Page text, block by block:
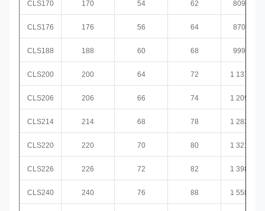
CLS170 170 54 62 809,4
CLS176 176 56 64 870,5
CLS188 188 60 68 999,3
CLS200 200 64 72 1 137,0
CLS206 206 66 74 1 209,1
CLS214 214 68 78 1 283,5
CLS220 220 70 80 1 321,9
CLS226 226 72 82 1 398,5
CLS240 240 76 88 1 558,3